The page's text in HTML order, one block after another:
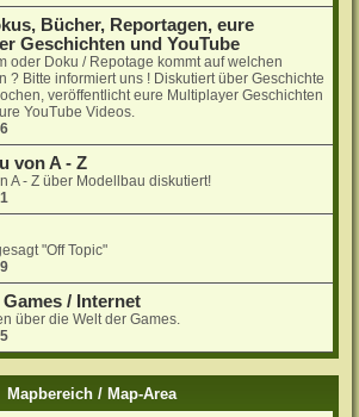
Bücher, Reportagen, eure
Geschichten und YouTube
oder Doku / Repotage kommt auf welchen
? Bitte informiert uns ! Diskutiert über Geschichte
veröffentlicht eure Multiplayer Geschichten
YouTube Videos.
von A - Z
A - Z über Modellbau diskutiert!
"Off Topic"
Games / Internet
über die Welt der Games.
Mapbereich / Map-Area